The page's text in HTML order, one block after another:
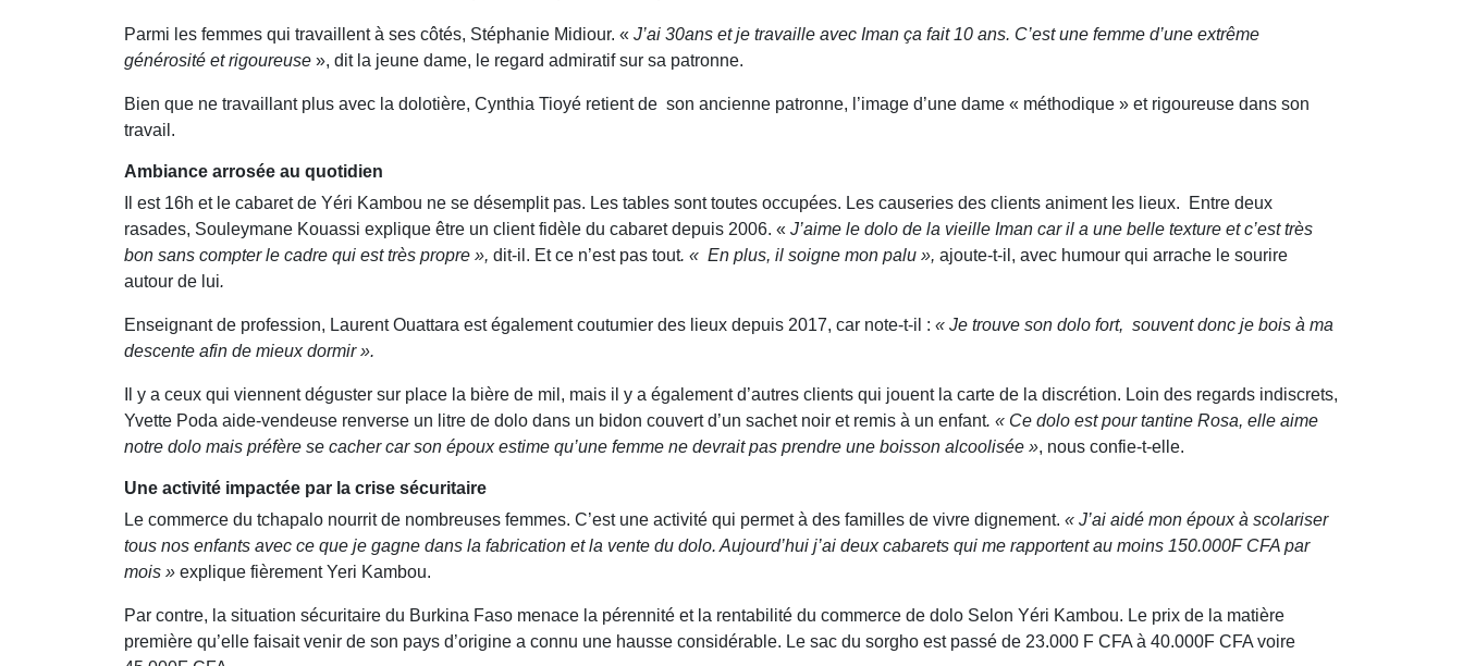
Parmi les femmes qui travaillent à ses côtés, Stéphanie Midiour. « J’ai 30ans et je travaille avec Iman ça fait 10 ans. C’est une femme d’une extrême
générosité et rigoureuse », dit la jeune dame, le regard admiratif sur sa patronne.
Bien que ne travaillant plus avec la dolotière, Cynthia Tioyé retient de son ancienne patronne, l’image d’une dame « méthodique » et rigoureuse dans son
travail.
Ambiance arrosée au quotidien
Il est 16h et le cabaret de Yéri Kambou ne se désemplit pas. Les tables sont toutes occupées. Les causeries des clients animent les lieux. Entre deux
rasades, Souleymane Kouassi explique être un client fidèle du cabaret depuis 2006. « J’aime le dolo de la vieille Iman car il a une belle texture et c’est très
bon sans compter le cadre qui est très propre », dit-il. Et ce n’est pas tout. « En plus, il soigne mon palu », ajoute-t-il, avec humour qui arrache le sourire
autour de lui.
Enseignant de profession, Laurent Ouattara est également coutumier des lieux depuis 2017, car note-t-il : « Je trouve son dolo fort, souvent donc je bois à ma
descente afin de mieux dormir ».
Il y a ceux qui viennent déguster sur place la bière de mil, mais il y a également d’autres clients qui jouent la carte de la discrétion. Loin des regards indiscrets,
Yvette Poda aide-vendeuse renverse un litre de dolo dans un bidon couvert d’un sachet noir et remis à un enfant. « Ce dolo est pour tantine Rosa, elle aime
notre dolo mais préfère se cacher car son époux estime qu’une femme ne devrait pas prendre une boisson alcoolisée », nous confie-t-elle.
Une activité impactée par la crise sécuritaire
Le commerce du tchapalo nourrit de nombreuses femmes. C’est une activité qui permet à des familles de vivre dignement. « J’ai aidé mon époux à scolariser
tous nos enfants avec ce que je gagne dans la fabrication et la vente du dolo. Aujourd’hui j’ai deux cabarets qui me rapportent au moins 150.000F CFA par
mois » explique fièrement Yeri Kambou.
Par contre, la situation sécuritaire du Burkina Faso menace la pérennité et la rentabilité du commerce de dolo Selon Yéri Kambou. Le prix de la matière
première qu’elle faisait venir de son pays d’origine a connu une hausse considérable. Le sac du sorgho est passé de 23.000 F CFA à 40.000F CFA voire